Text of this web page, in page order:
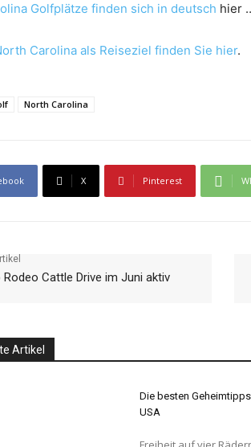
Golfplätze finden sich in deutsch hier
Carolina als Reiseziel finden Sie hier.
North Carolina
X Pinterest
Rodeo Cattle Drive im Juni aktiv
Artikel
Die besten
USA